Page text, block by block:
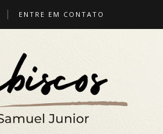
ENTRE EM CONTATO